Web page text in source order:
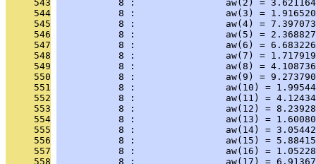
     543
8 :                aw(2) =
     544
8 :                aw(3) =
     545
8 :                aw(4) =
     546
8 :                aw(5) =
     547
8 :                aw(6) =
     548
8 :                aw(7) =
     549
8 :                aw(8) =
     550
8 :                aw(9) =
     551
8 :                aw(10) =
     552
8 :                aw(11) =
     553
8 :                aw(12) =
     554
8 :                aw(13) =
     555
8 :                aw(14) =
     556
8 :                aw(15) =
     557
8 :                aw(16) =
     558
8 :                aw(17) =